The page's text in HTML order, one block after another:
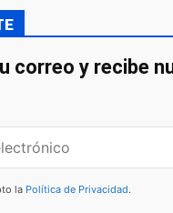
correo y recibe
la Política de Privacidad.